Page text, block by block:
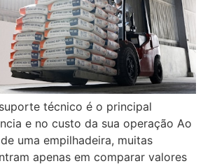
técnico é o principal
e no custo da sua operação Ao
uma empilhadeira, muitas
apenas em comparar valores